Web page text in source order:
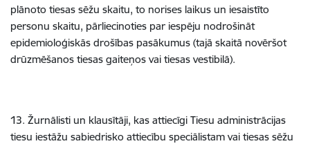
plānoto tiesas sēžu skaitu, to norises laikus un iesaistīto
personu skaitu, pārliecinoties par iespēju nodrošināt
epidemioloģiskās drošības pasākumus (tajā skaitā novēršot
drūzmēšanos tiesas gaiteņos vai tiesas vestibilā).
13. Žurnālisti un klausītāji, kas attiecīgi Tiesu administrācijas
tiesu iestāžu sabiedrisko attiecību speciālistam vai tiesas sēžu